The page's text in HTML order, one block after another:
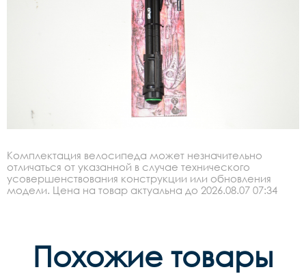
Комплектация велосипеда может незначительно
отличаться от указанной в случае технического
усовершенствования конструкции или обновления
модели. Цена на товар актуальна до 2026.08.07 07:34
Похожие товары